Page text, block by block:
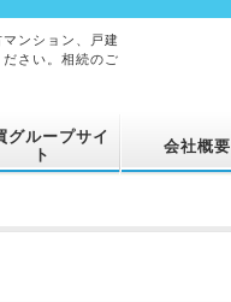
ンション、戸建
さい。相続のご
グループサイ
ト
会社概要